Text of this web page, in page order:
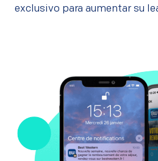
exclusivo para aumentar su